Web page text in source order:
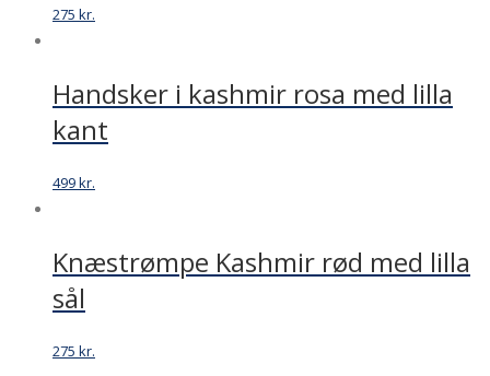
275 kr.
Handsker i kashmir rosa med lilla
kant
499kr.
Knæstrømpe Kashmir rød med lilla
sål
275 kr.